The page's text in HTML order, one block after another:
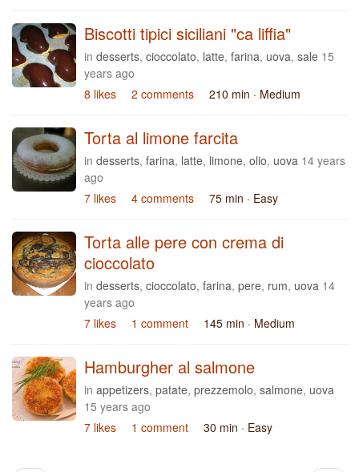
Biscotti tipici siciliani "ca liffia"
in desserts, cioccolato, latte, farina, uova, sale 15
years ago
8 likes
2 comments 210 min · Medium
Torta al limone farcita
in desserts, farina, latte, limone, olio, uova 14 years
ago
7 likes
4 comments 75 min · Easy
Torta alle pere con crema di
cioccolato
in desserts, cioccolato, farina, pere, rum, uova 14
years ago
7 likes
1 comment 145 min · Medium
Hamburgher al salmone
in appetizers, patate, prezzemolo, salmone, uova
15 years ago
7 likes
1 comment 30 min · Easy